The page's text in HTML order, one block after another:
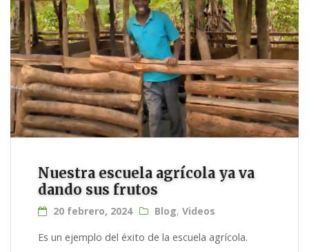
Nuestra escuela agrícola ya va
dando sus frutos
20 febrero, 2024 Blog,Videos
Es un ejemplo del éxito de la escuela agrícola.